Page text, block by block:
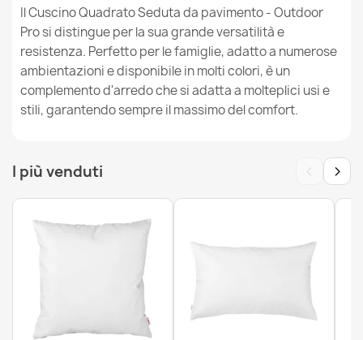
Il Cuscino Quadrato Seduta da pavimento - Outdoor
Pro si distingue per la sua grande versatilità e
resistenza. Perfetto per le famiglie, adatto a numerose
ambientazioni e disponibile in molti colori, è un
complemento d'arredo che si adatta a molteplici usi e
stili, garantendo sempre il massimo del comfort.
I più venduti ‹ ›